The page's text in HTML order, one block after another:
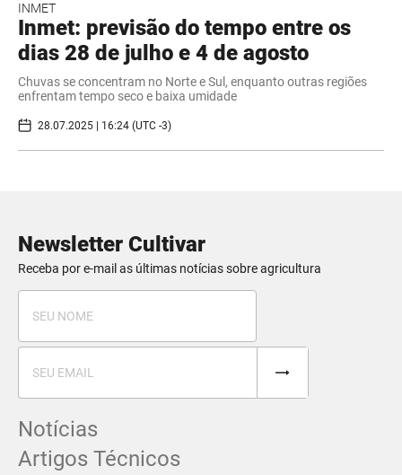
INMET
Inmet: previsão do tempo entre os
dias 28 de julho e 4 de agosto
Chuvas se concentram no Norte e Sul, enquanto outras regiões
enfrentam tempo seco e baixa umidade
28.07.2025 | 16:24 (UTC -3)
Newsletter Cultivar
Receba por e-mail as últimas notícias sobre agricultura
Notícias
Artigos Técnicos